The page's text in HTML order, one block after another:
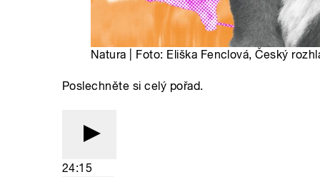
Natura | Foto: Eliška Fenclová, Český
Poslechněte si celý pořad.
24:15